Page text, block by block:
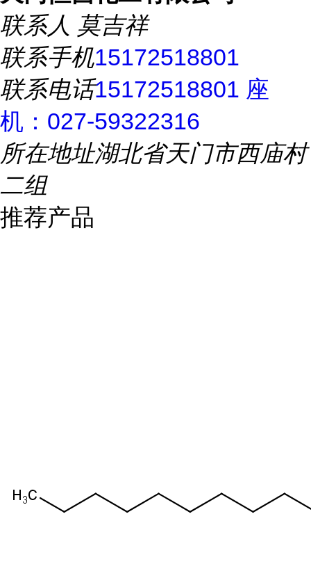
联系人 莫吉祥
联系手机15172518801
联系电话15172518801 座
机：027-59322316
所在地址湖北省天门市西庙村
二组
推荐产品